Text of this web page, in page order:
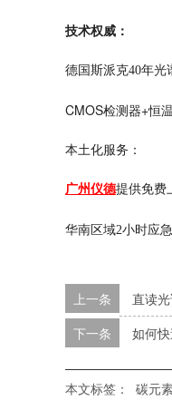
技术权威：
德国斯派克40年光
CMOS检测器+恒
本土化服务：
广州仪德提供免费
华南区域2小时应
上一条
直读
下一条 如何
本文标签： 碳元